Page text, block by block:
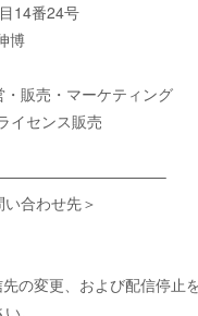
14番24号
博
販売・マーケティング
イセンス販売
合わせ先＞
の変更、および配信停止
。